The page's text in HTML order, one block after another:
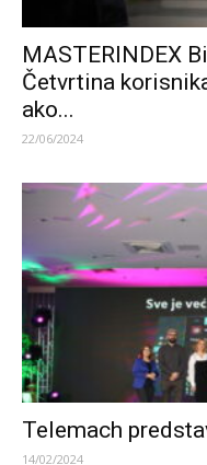
MASTERINDEX
Četvrtina
ako...
22/06/2024
Telemach
14/02/2024